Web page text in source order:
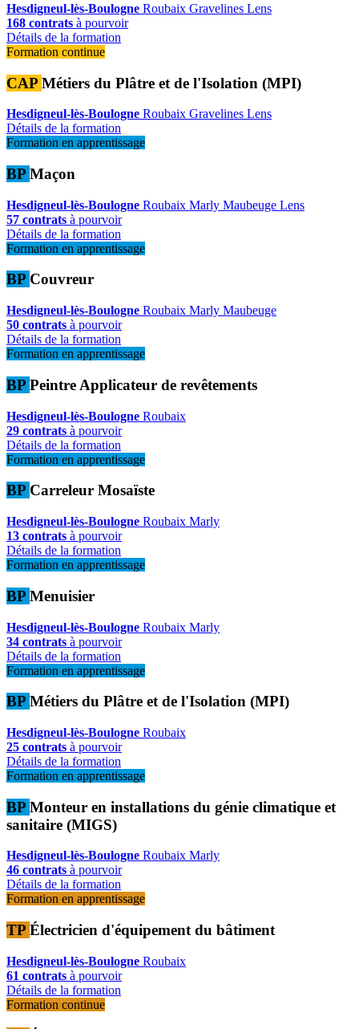
Hesdigneul-lès-Boulogne Roubaix Gravelines Lens
168 contrats à pourvoir
Détails de la formation
Formation continue
CAP Métiers du Plâtre et de l'Isolation (MPI)
Hesdigneul-lès-Boulogne Roubaix Gravelines Lens
Détails de la formation
Formation en apprentissage
BP Maçon
Hesdigneul-lès-Boulogne Roubaix Marly Maubeuge Lens
57 contrats à pourvoir
Détails de la formation
Formation en apprentissage
BP Couvreur
Hesdigneul-lès-Boulogne Roubaix Marly Maubeuge
50 contrats à pourvoir
Détails de la formation
Formation en apprentissage
BP Peintre Applicateur de revêtements
Hesdigneul-lès-Boulogne Roubaix
29 contrats à pourvoir
Détails de la formation
Formation en apprentissage
BP Carreleur Mosaïste
Hesdigneul-lès-Boulogne Roubaix Marly
13 contrats à pourvoir
Détails de la formation
Formation en apprentissage
BP Menuisier
Hesdigneul-lès-Boulogne Roubaix Marly
34 contrats à pourvoir
Détails de la formation
Formation en apprentissage
BP Métiers du Plâtre et de l'Isolation (MPI)
Hesdigneul-lès-Boulogne Roubaix
25 contrats à pourvoir
Détails de la formation
Formation en apprentissage
BP Monteur en installations du génie climatique et
sanitaire (MIGS)
Hesdigneul-lès-Boulogne Roubaix Marly
46 contrats à pourvoir
Détails de la formation
Formation en apprentissage
TP Électricien d'équipement du bâtiment
Hesdigneul-lès-Boulogne Roubaix
61 contrats à pourvoir
Détails de la formation
Formation continue